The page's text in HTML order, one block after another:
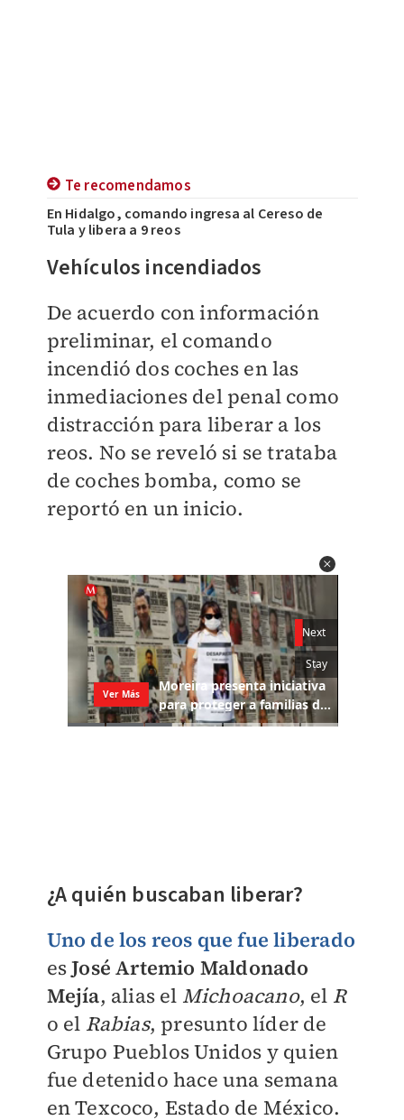
Te recomendamos
En Hidalgo, comando ingresa al Cereso de
Tula y libera a 9 reos
Vehículos incendiados
De acuerdo con información
preliminar, el comando
incendió dos coches en las
inmediaciones del penal como
distracción para liberar a los
reos. No se reveló si se trataba
de coches bomba, como se
reportó en un inicio.
¿A quién buscaban liberar?
Uno de los reos que fue liberado
esJosé Artemio Maldonado
Mejía, alias el Michoacano, el R
o el Rabias, presunto líder de
Grupo Pueblos Unidos y quien
fue detenido hace una semana
en Texcoco, Estado de México.